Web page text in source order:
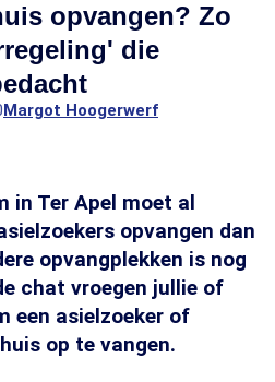
opvangen? Zo
die
Margot Hoogerwerf
in Ter Apel moet al
opvangen dan
opvangplekken is nog
chat vroegen jullie of
een asielzoeker of
op te vangen.